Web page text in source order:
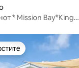
* Mission Bay*King
„Омилени на гостите“